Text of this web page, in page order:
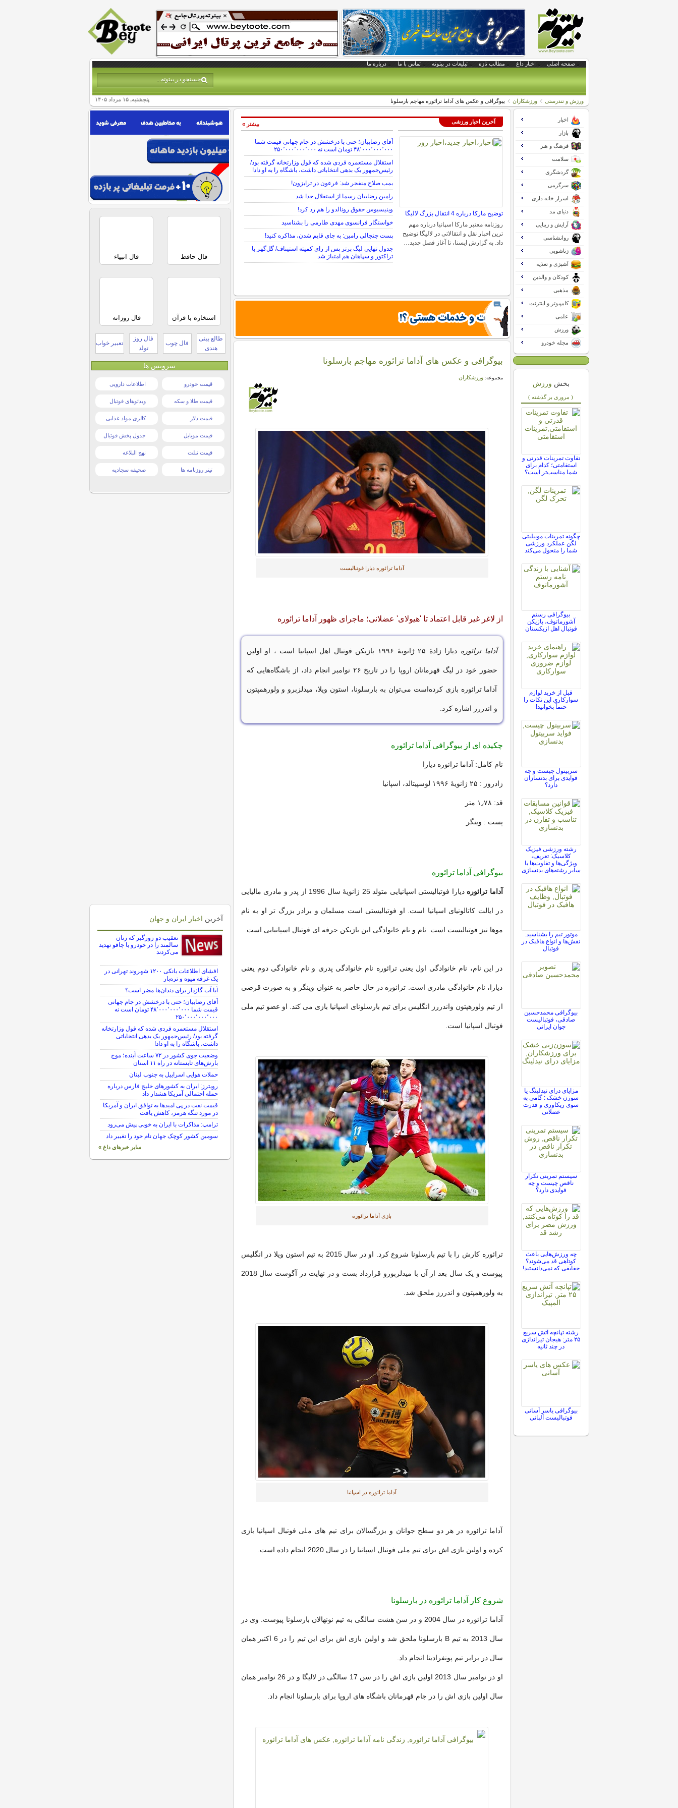
صفحه اصلی اخبار داغ مطالب تازه تبلیغات در بیتوته تماس با ما درباره ما
پنجشنبه, ۱۵ مرداد ۱۴۰۵ ورزش و تندرستی ورزشکاران بیوگرافی و عکس های آداما ترائوره ​​مهاجم بارسلونا
آخرین اخبار ورزشی
توضیح مارکا درباره 4 انتقال بزرگ لالیگا
روزنامه معتبر مارکا اسپانیا درباره مهم
ترین اخبار نقل و انتقالاتی در لالیگا توضیح
داد. به گزارش ایسنا، تا آغاز فصل جدید…
آقای رضاییان؛ حتی با درخشش در جام جهانی قیمت شما
۴۸٬۰۰۰٬۰۰۰٬۰۰۰ تومان است نه ۲۵۰٬۰۰۰٬۰۰۰٬۰۰۰
استقلال مستعمره فردی شده که قول وزارتخانه گرفته بود/
رئیس‌جمهور یک بدهی انتخاباتی داشت، باشگاه را به او داد!
بمب صلاح منفجر شد: فرعون در ترابزون!
رامین رضاییان رسما از استقلال جدا شد
وینیسیوس حقوق رونالدو را هم رد کرد!
خواستگار فرانسوی مهدی طارمی را بشناسید
پست جنجالی رامین: به جای قایم شدن، مذاکره کنید!
جدول نهایی لیگ برتر پس از رای کمیته استیناف/ گل‌گهر با
تراکتور و سپاهان هم امتیاز شد
بیشتر »
بیوگرافی و عکس های آداما ترائوره ​​مهاجم بارسلونا
مجموعه:ورزشکاران
آداما ترائوره دیارا فوتبالیست
از لاغر غیر قابل اعتماد تا 'هیولای' عضلانی؛ ماجرای ظهور آداما ترائوره
آداما ترائوره دیارا زادهٔ ۲۵ ژانویهٔ ۱۹۹۶ بازیکن فوتبال اهل اسپانیا است ، او اولین
حضور خود در لیگ قهرمانان اروپا را در تاریخ ۲۶ نوامبر انجام داد، از باشگاه‌هایی که
آداما ترائوره بازی کرده‌است می‌توان به بارسلونا، استون ویلا، میدلزبرو و ولورهمپتون
و اندررز اشاره کرد.
چکیده ای از بیوگرافی آداما ترائوره
نام کامل: آداما ترائوره دیارا
زادروز : ۲۵ ژانویهٔ ۱۹۹۶ لوسپیتالد، اسپانیا
قد: ۱٫۷۸ متر
پست : وینگر
بیوگرافی آداما ترائوره
آداما ترائوره دیارا فوتبالیستی اسپانیایی متولد 25 ژانویۀ سال 1996 از پدر و مادری مالیایی
در ایالت کاتالونیای اسپانیا است. او فوتبالیستی است مسلمان و برادر بزرگ تر او به نام
موها نیز فوتبالیست است. نام و نام خانوادگی این بازیکن حرفه ای فوتبال اسپانیایی است.
در این نام، نام خانوادگی اول یعنی ترائوره نام خانوادگی پدری و نام خانوادگی دوم یعنی
دیارا، نام خانوادگی مادری است. ترائوره در حال حاضر به عنوان وینگر و به صورت قرضی
از تیم ولورهپتون واندررز انگلیس برای تیم بارسلونای اسپانیا بازی می کند. او عضو تیم ملی
فوتبال اسپانیا است.
بازی آداما ترائوره
ترائوره کارش را با تیم بارسلونا شروع کرد. او در سال 2015 به تیم استون ویلا در انگلیس
پیوست و یک سال بعد از آن با میدلزبورو قرارداد بست و در نهایت در آگوست سال 2018
به ولورهمپتون و اندررز ملحق شد.
آداما ترائوره در اسپانیا
آداما ترائوره در هر دو سطح جوانان و بزرگسالان برای تیم های ملی فوتبال اسپانیا بازی
کرده و اولین بازی اش برای تیم ملی فوتبال اسپانیا را در سال 2020 انجام داده است.
شروع کار آداما ترائوره در بارسلونا
آداما ترائوره در سال 2004 و در سن هشت سالگی به تیم نونهالان بارسلونا پیوست. وی در
سال 2013 به تیم B بارسلونا ملحق شد و اولین بازی اش برای این تیم را در 6 اکتبر همان
سال در برابر تیم پونفرادینا انجام داد.
او در نوامبر سال 2013 اولین بازی اش را در سن 17 سالگی در لالیگا و در 26 نوامبر همان
سال اولین بازی اش را در جام قهرمانان باشگاه های اروپا برای بارسلونا انجام داد.
اخبار
بازار
فرهنگ و هنر
سلامت
گردشگری
سرگرمی
اسرار خانه داری
دنیای مد
آرایش و زیبایی
روانشناسی
زناشویی
آشپزی و تغذیه
کودکان و والدین
مذهبی
کامپیوتر و اینترنت
علمی
ورزش
مجله خودرو
بخش ورزش
( مروری بر گذشته )
تفاوت تمرینات قدرتی و
استقامتی؛ کدام برای
شما مناسب‌تر است؟
چگونه تمرینات موبیلیتی
لگن عملکرد ورزشی
شما را متحول می‌کند
بیوگرافی رستم
آشورماتوف، بازیکن
فوتبال اهل ازبکستان
قبل از خرید لوازم
سوارکاری این نکات را
حتماً بخوانید!
سربیتول چیست و چه
فوایدی برای بدنسازان
دارد؟
رشته ورزشی فیزیک
کلاسیک: تعریف،
ویژگی‌ها و تفاوت‌ها با
سایر رشته‌های بدنسازی
موتور تیم را بشناسید:
نقش‌ها و انواع هافبک در
فوتبال
بیوگرافی محمدحسین
صادقی، فوتبالیست
جوان ایرانی
مزایای درای نیدلینگ یا
سوزن خشک : گامی به
سوی ریکاوری و قدرت
عضلانی
سیستم تمرینی تکرار
ناقص چیست و چه
فوایدی دارد؟
چه ورزش‌هایی باعث
کوتاهی قد می‌شوند؟
حقایقی که نمی‌دانستید!
رشته تپانچه آتش سریع
۲۵ متر: هیجان تیراندازی
در چند ثانیه
بیوگرافی یاسر آسانی
فوتبالیست آلبانی
فال حافظ فال انبیاء
استخاره با قرآن فال روزانه
طالع بینی
هندی
فال چوب
فال روز
تولد
تعبیر خواب
سرویس ها
قیمت خودرو اطلاعات دارویی
قیمت طلا و سکه ویدئوهای فوتبال
قیمت دلار کالری مواد غذایی
قیمت موبایل جدول پخش فوتبال
قیمت تبلت نهج البلاغه
تیتر روزنامه ها صحیفه سجادیه
آخرین اخبار ایران و جهان
تعقیب دو زورگیر که زنان
سالمند را در خودرو با چاقو تهدید
می‌کردند
افشای اطلاعات بانکی ۱۲۰۰ شهروند تهرانی در
یک غرفه میوه و تره‌بار
آیا آب گازدار برای دندان‌ها مضر است؟
آقای رضاییان؛ حتی با درخشش در جام جهانی
قیمت شما ۴۸٬۰۰۰٬۰۰۰٬۰۰۰ تومان است نه
۲۵۰٬۰۰۰٬۰۰۰٬۰۰۰
استقلال مستعمره فردی شده که قول وزارتخانه
گرفته بود/ رئیس‌جمهور یک بدهی انتخاباتی
داشت، باشگاه را به او داد!
وضعیت جوی کشور در ۷۲ ساعت آینده؛ موج
بارش‌های تابستانه در راه ۱۱ استان
حملات هوایی اسراییل به جنوب لبنان
رویترز: ایران به کشورهای خلیج فارس درباره
حمله احتمالی آمریکا هشدار داد
قیمت نفت در پی امیدها به توافق ایران و آمریکا
در مورد تنگه هرمز، کاهش یافت
ترامپ: مذاکرات با ایران به خوبی پیش می‌رود
سومین کشور کوچک جهان نام خود را تغییر داد
سایر خبرهای داغ »